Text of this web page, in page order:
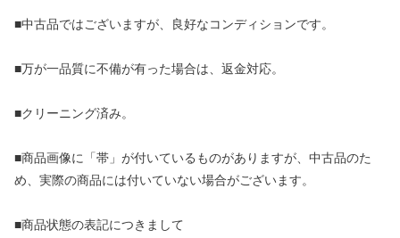
■中古品ではございますが、良好なコンディションです。
■万が一品質に不備が有った場合は、返金対応。
■クリーニング済み。
■商品画像に「帯」が付いているものがありますが、中古品のた
め、実際の商品には付いていない場合がございます。
■商品状態の表記につきまして